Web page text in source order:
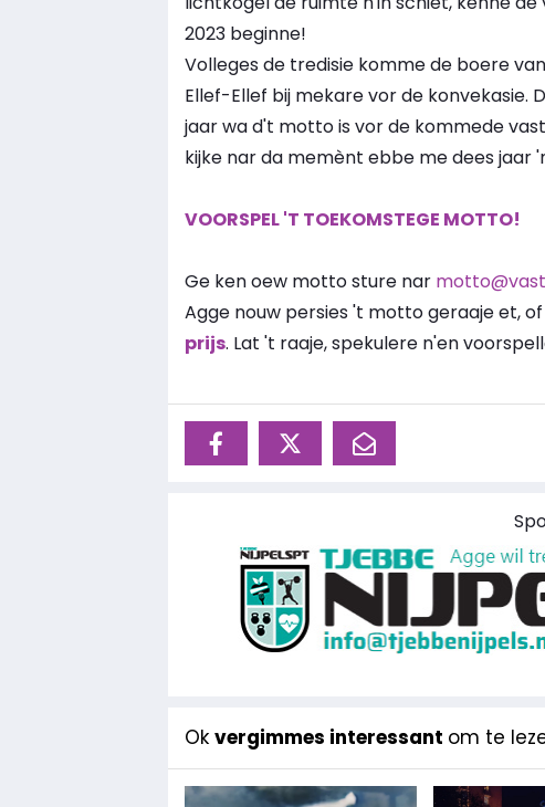
2023 beginne!
Volleges de tredisie komme de boere
Ellef-Ellef bij mekare vor de konvekasie.
jaar wa d't motto is vor de kommede
kijke nar da memènt ebbe me dees jaar
VOORSPEL 'T TOEKOMSTEGE MOTTO!
Ge ken oew motto sture nar
Agge nouw persies 't motto geraaje et,
prijs. Lat 't raaje, spekulere n'en
Ok vergimmes interessant om te